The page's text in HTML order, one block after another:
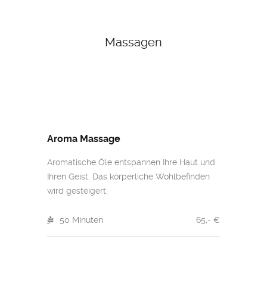
Massagen
Aroma Massage
Aromatische Öle entspannen Ihre Haut und
Ihren Geist. Das körperliche Wohlbefinden
wird gesteigert.
50 Minuten 65,- €